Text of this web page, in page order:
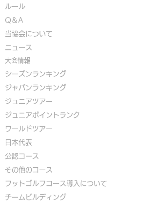
ルール
Q＆A
​当協会について
​ニュース
大会情報
シーズンランキング
ジャパンランキング
ジュニアツアー
ジュニアポイントランク
​ワールドツアー
​​日本代表
公認コース
​その他のコース
​ フットゴルフコース導入について
​チームビルディング